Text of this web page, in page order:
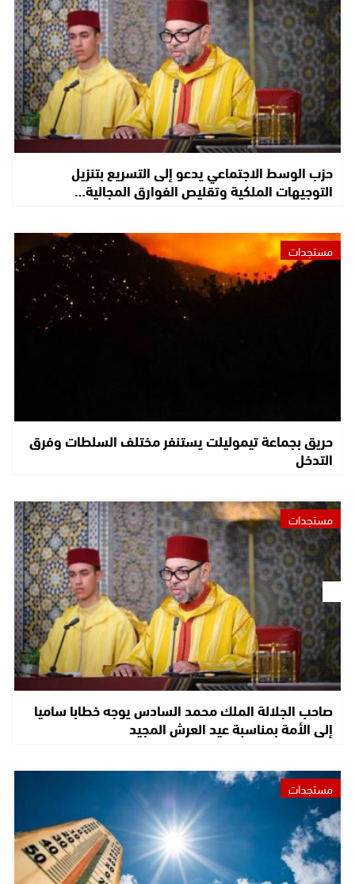
حزب الوسط الاجتماعي يدعو إلى التسريع بتنزيل
التوجيهات الملكية وتقليص الفوارق المجالية…
مستجدات
حريق بجماعة تيموليلت يستنفر مختلف السلطات وفرق
التدخل
مستجدات
صاحب الجلالة الملك محمد السادس يوجه خطابا ساميا
إلى الأمة بمناسبة عيد العرش المجيد
مستجدات